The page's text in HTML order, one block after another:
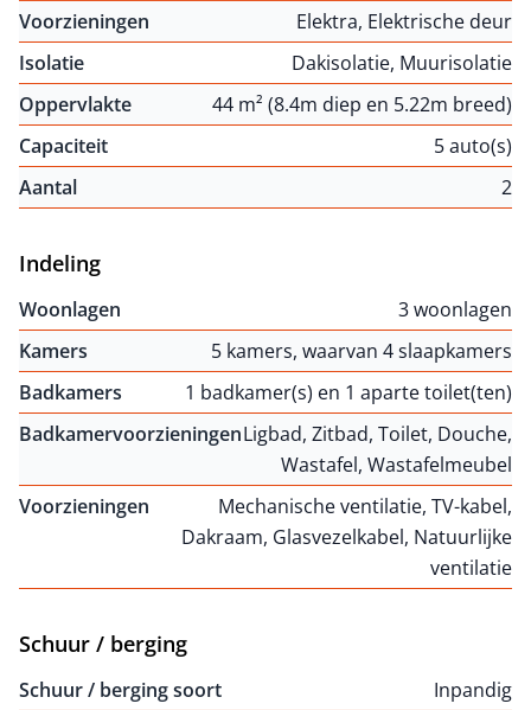
Voorzieningen
Elektra, Elektrische deur
Isolatie
Dakisolatie, Muurisolatie
Oppervlakte
44 m² (8.4m diep en 5.22m breed)
Capaciteit
5 auto(s)
Aantal
2
Indeling
Woonlagen
3 woonlagen
Kamers
5 kamers, waarvan 4 slaapkamers
Badkamers
1 badkamer(s) en 1 aparte toilet(ten)
BadkamervoorzieningenLigbad, Zitbad, Toilet, Douche,
Wastafel, Wastafelmeubel
Voorzieningen
Mechanische ventilatie, TV-kabel,
Dakraam, Glasvezelkabel, Natuurlijke
ventilatie
Schuur / berging
Schuur / berging soort
Inpandig